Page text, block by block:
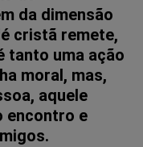
da dimensão
cristã remete,
tanto uma ação
moral, mas,
aquele
encontro e